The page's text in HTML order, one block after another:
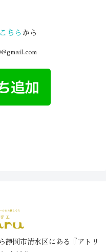
こちら から
静岡市清水区にある『アトリ